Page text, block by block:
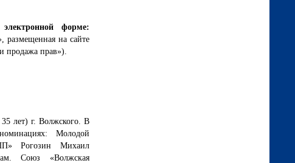
форме:
размещенная на сайте
продажа прав»).
лет) г. Волжского. В
Молодой
Рогозин Михаил
Союз «Волжская